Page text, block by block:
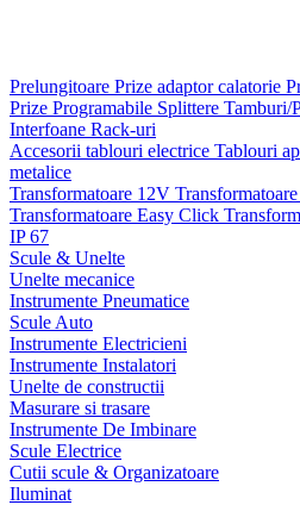
Prelungitoare Prize adaptor calatorie
Prize Programabile Splittere Tamburi/
Interfoane Rack-uri
Accesorii tablouri electrice Tablouri
metalice
Transformatoare 12V
Transformatoare Easy Click
IP 67
Scule & Unelte
Unelte mecanice
Instrumente Pneumatice
Scule Auto
Instrumente Electricieni
Instrumente Instalatori
Unelte de constructii
Masurare si trasare
Instrumente De Imbinare
Scule Electrice
Cutii scule & Organizatoare
Iluminat